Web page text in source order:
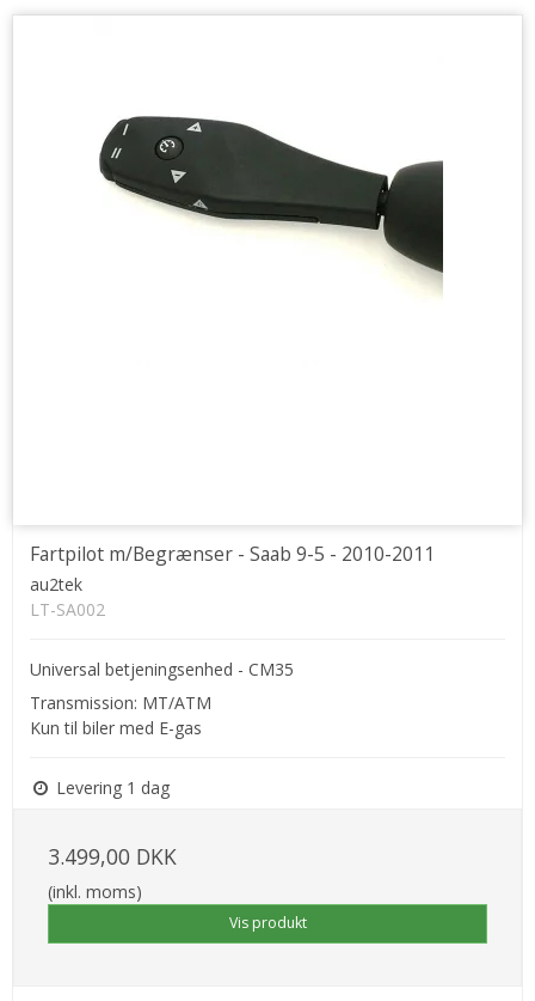
Fartpilot m/Begrænser - Saab 9-5 - 2010-2011
au2tek
LT-SA002
Universal betjeningsenhed - CM35
Transmission: MT/ATM
Kun til biler med E-gas
Levering 1 dag
3.499,00 DKK
(inkl. moms)
Vis produkt